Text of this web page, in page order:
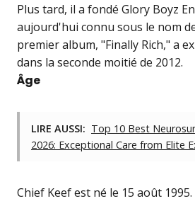
Plus tard, il a fondé Glory Boyz
aujourd'hui connu sous le nom
premier album, "Finally Rich," a
dans la seconde moitié de 2012.
Âge
LIRE AUSSI: Top 10 Best
2026: Exceptional Care from Elite
Chief Keef est né le 15 août